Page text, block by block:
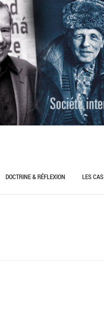
DOCTRINE & RÉFLEXION LES CAS